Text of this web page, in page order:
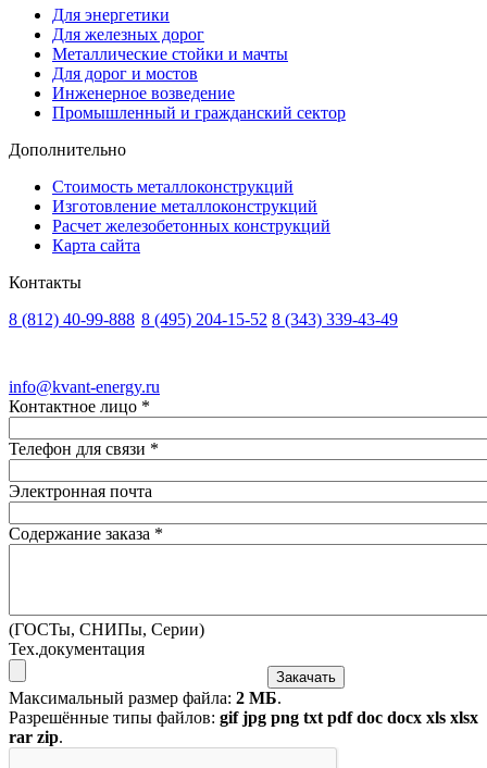
Для энергетики
Для железных дорог
Металлические стойки и мачты
Для дорог и мостов
Инженерное возведение
Промышленный и гражданский сектор
Дополнительно
Стоимость металлоконструкций
Изготовление металлоконструкций
Расчет железобетонных конструкций
Карта сайта
Контакты
8 (812) 40-99-888 8 (495) 204-15-52 8 (343) 339-43-49
info@kvant-energy.ru
Контактное лицо *
Телефон для связи *
Электронная почта
Содержание заказа *
(ГОСТы, СНИПы, Серии)
Тех.документация
Максимальный размер файла: 2 МБ.
Разрешённые типы файлов: gif jpg png txt pdf doc docx xls xlsx
rar zip.